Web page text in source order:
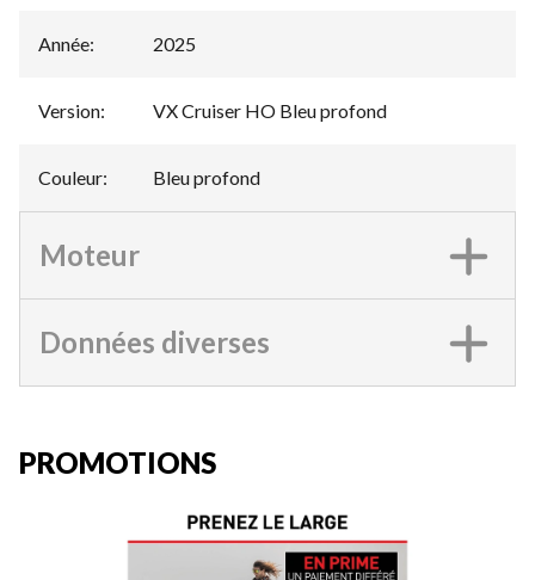
Année: 2025
Version: VX Cruiser HO Bleu profond
Couleur: Bleu profond
Moteur
Données diverses
PROMOTIONS